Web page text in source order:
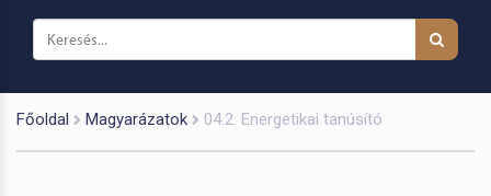
Főoldal Magyarázatok 04.2. Energetikai tanúsító